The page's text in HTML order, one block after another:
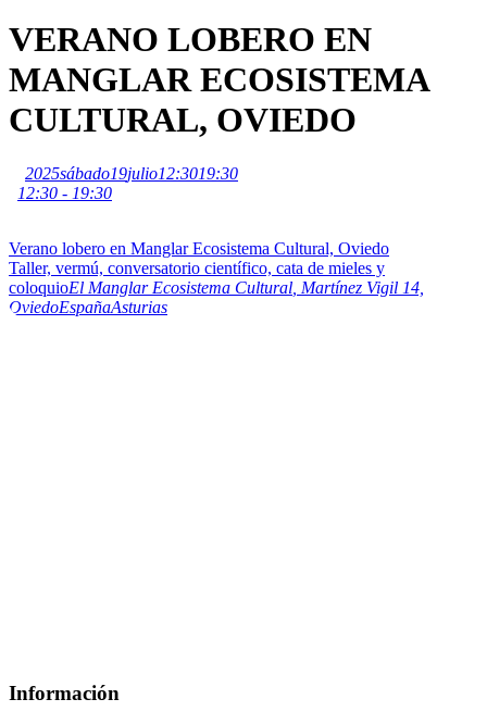
VERANO LOBERO EN
MANGLAR ECOSISTEMA
CULTURAL, OVIEDO
2025sábado19julio12:3019:30
12:30 - 19:30
Verano lobero en Manglar Ecosistema Cultural, Oviedo
Taller, vermú, conversatorio científico, cata de mieles y
coloquioEl Manglar Ecosistema Cultural , Martínez Vigil 14,
OviedoEspañaAsturias
Información